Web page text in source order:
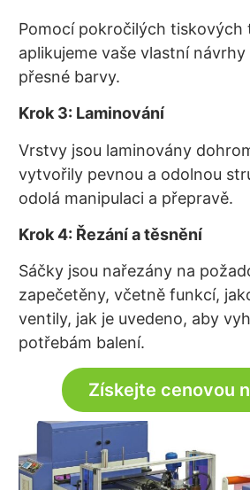
Pomocí pokročilých tiskových
aplikujeme vaše vlastní
přesné barvy.
Krok 3: Laminování
Vrstvy jsou laminovány
vytvořily pevnou a odolnou
odolá manipulaci a přepravě.
Krok 4: Řezání a těsnění
Sáčky jsou nařezány na
zapečetěny, včetně funkcí,
ventily, jak je uvedeno, aby
potřebám balení.
Získejte cenovou